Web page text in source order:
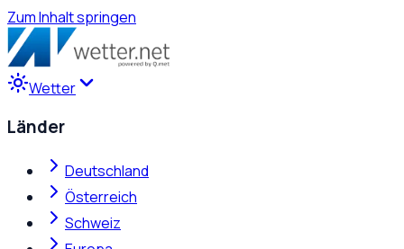
Zum Inhalt springen
Wetter
Länder
Deutschland
Österreich
Schweiz